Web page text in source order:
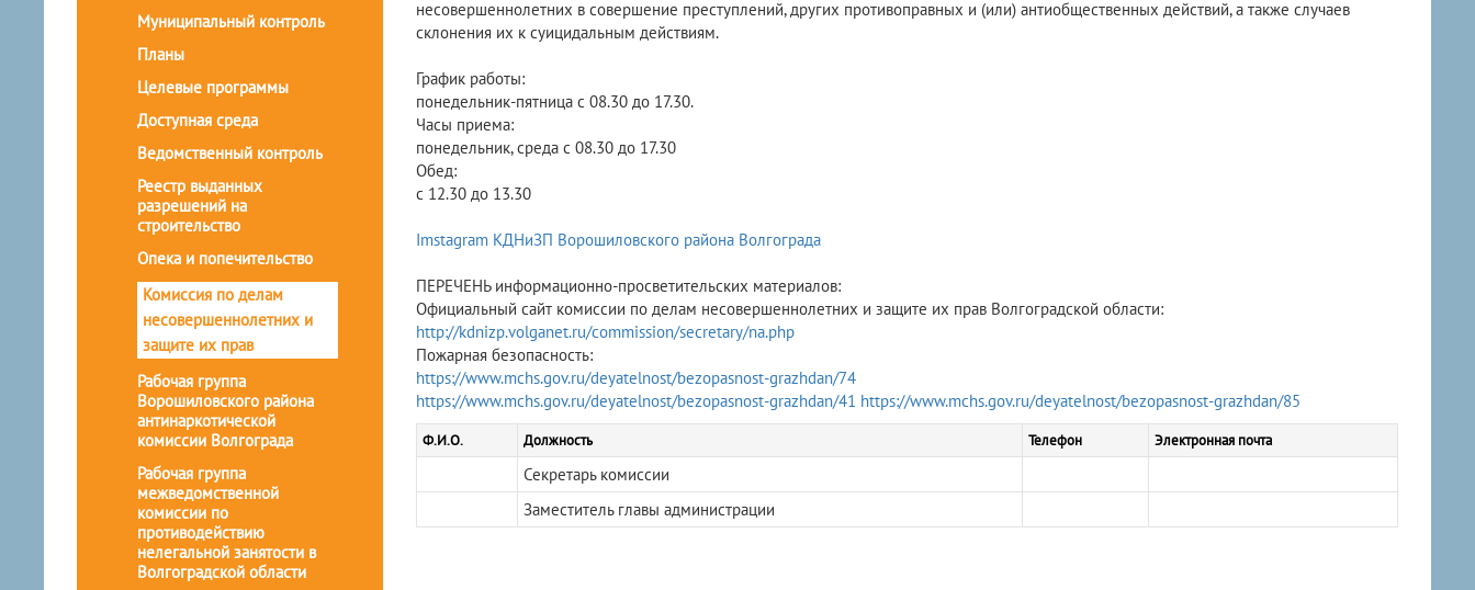
Муниципальный контроль
Планы
Целевые программы
Доступная среда
Ведомственный контроль
Реестр выданных
разрешений на
строительство
Опека и попечительство
Комиссия по делам
несовершеннолетних и
защите их прав
Рабочая группа
Ворошиловского района
антинаркотической
комиссии Волгограда
Рабочая группа
межведомственной
комиссии по
противодействию
нелегальной занятости в
Волгоградской области
несовершеннолетних в совершение преступлений, других противоправных и (или) антиобщественных действий, а также случаев
склонения их к суицидальным действиям.
График работы:
понедельник-пятница с 08.30 до 17.30.
Часы приема:
понедельник, среда с 08.30 до 17.30
Обед:
с 12.30 до 13.30
Imstagram КДНиЗП Ворошиловского района Волгограда
ПЕРЕЧЕНЬ информационно-просветительских материалов:
Официальный сайт комиссии по делам несовершеннолетних и защите их прав Волгоградской области:
http://kdnizp.volganet.ru/commission/secretary/na.php
Пожарная безопасность:
https://www.mchs.gov.ru/deyatelnost/bezopasnost-grazhdan/74
https://www.mchs.gov.ru/deyatelnost/bezopasnost-grazhdan/41 https://www.mchs.gov.ru/deyatelnost/bezopasnost-grazhdan/85
Ф.И.О. Должность Телефон Электронная почта
Секретарь комиссии
Заместитель главы администрации